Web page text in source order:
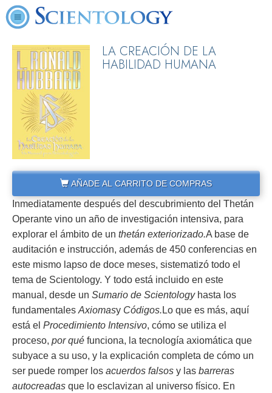
LA CREACIÓN DE LA
HABILIDAD HUMANA
AÑADE AL CARRITO DE COMPRAS
Inmediatamente después del descubrimiento del Thetán
Operante vino un año de investigación intensiva, para
explorar el ámbito de un thetán exteriorizado.A base de
auditación e instrucción, además de 450 conferencias en
este mismo lapso de doce meses, sistematizó todo el
tema de Scientology. Y todo está incluido en este
manual, desde un Sumario de Scientologyhasta los
fundamentalesAxiomasy Códigos.Lo que es más, aquí
está el Procedimiento Intensivo, cómo se utiliza el
proceso, por qué funciona, la tecnología axiomática que
subyace a su uso, y la explicación completa de cómo un
ser puede romper los acuerdos falsos y las barreras
autocreadas que lo esclavizan al universo físico. En